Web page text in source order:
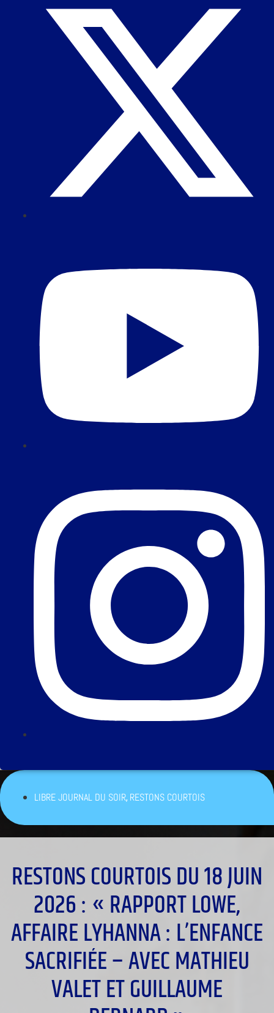
LIBRE JOURNAL DU SOIR,RESTONS COURTOIS
RESTONS COURTOIS DU 18 JUIN
2026 : « RAPPORT LOWE,
AFFAIRE LYHANNA : L’ENFANCE
SACRIFIÉE – AVEC MATHIEU
VALET ET GUILLAUME